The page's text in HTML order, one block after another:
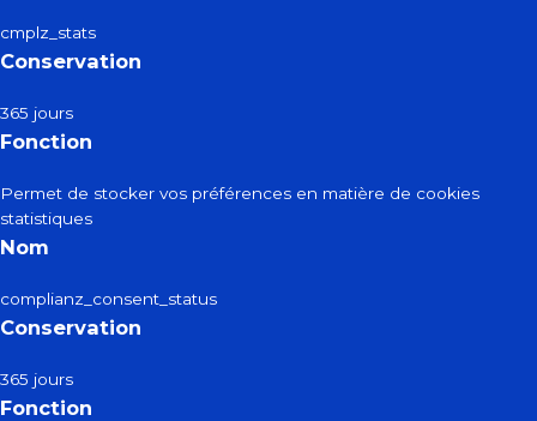
cmplz_stats
Conservation
365 jours
Fonction
Permet de stocker vos préférences en matière de cookies
statistiques
Nom
complianz_consent_status
Conservation
365 jours
Fonction